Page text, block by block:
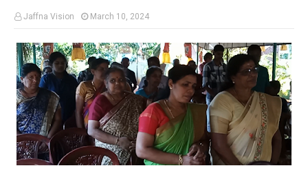
Jaffna Vision March 10, 2024